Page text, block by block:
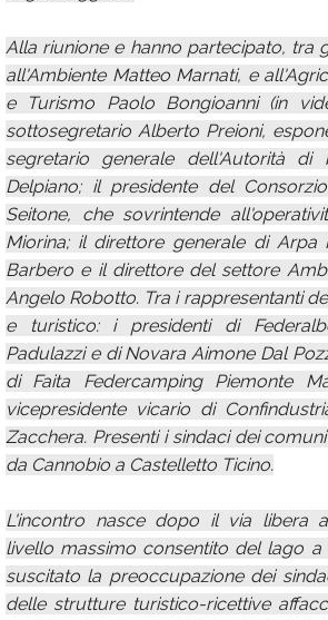
Alla riunione e hanno partecipato, tra
all'Ambiente Matteo Marnati, e
e Turismo Paolo Bongioanni (in
sottosegretario Alberto Preioni,
segretario generale dell'Autorità di
Delpiano; il presidente del
Seitone, che sovrintende
Miorina; il direttore generale di Arpa
Barbero e il direttore del settore
Angelo Robotto. Tra i rappresentanti
e turistico: i presidenti di
Padulazzi e di Novara Aimone Dal
di Faita Federcamping Piemonte
vicepresidente vicario di
Zacchera. Presenti i sindaci dei
da Cannobio a Castelletto Ticino.
L'incontro nasce dopo il via libera
livello massimo consentito del lago a
suscitato la preoccupazione dei
delle strutture turistico-ricettive